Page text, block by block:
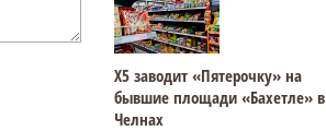
Х5 заводит «Пятерочку» на
бывшие площади «Бахетле» в
Челнах